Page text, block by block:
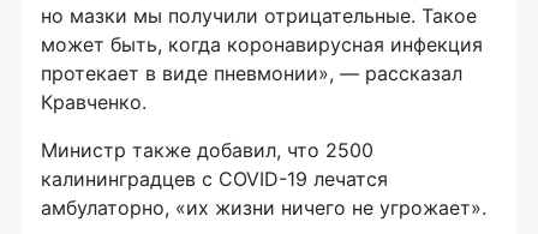
но мазки мы получили отрицательные. Такое
может быть, когда коронавирусная инфекция
протекает в виде пневмонии», — рассказал
Кравченко.
Министр также добавил, что 2500
калининградцев с COVID-19 лечатся
амбулаторно, «их жизни ничего не угрожает».